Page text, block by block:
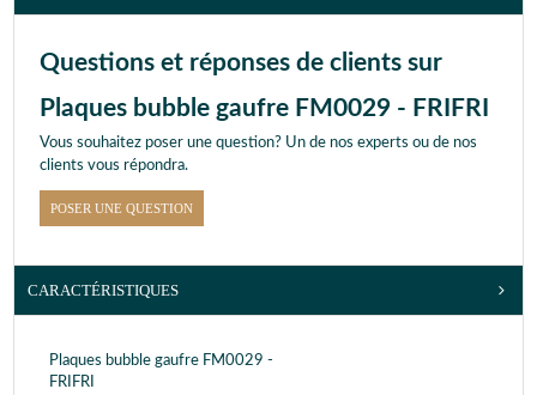
Questions et réponses de clients sur
Plaques bubble gaufre FM0029 - FRIFRI
Vous souhaitez poser une question? Un de nos experts ou de nos
clients vous répondra.
POSER UNE QUESTION
CARACTÉRISTIQUES
Plaques bubble gaufre FM0029 -
FRIFRI